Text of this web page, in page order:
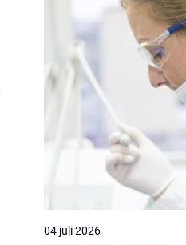
04 juli 2026